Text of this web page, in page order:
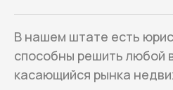
В нашем штате есть
способны решить любой
касающийся рынка